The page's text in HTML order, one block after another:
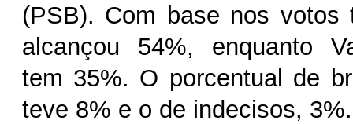
(PSB). Com base nos votos
alcançou 54%, enquanto
tem 35%. O porcentual de
teve 8% e o de indecisos, 3%.